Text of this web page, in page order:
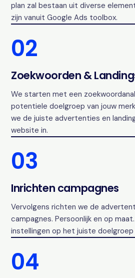
plan zal bestaan uit diverse
zijn vanuit Google Ads toolbox.
02
Zoekwoorden &
We starten met een
potentiele doelgroep van jouw
we de juiste advertenties en
website in.
03
Inrichten campagnes
Vervolgens richten we de
campagnes. Persoonlijk en op
instellingen op het juiste doelgroep
04